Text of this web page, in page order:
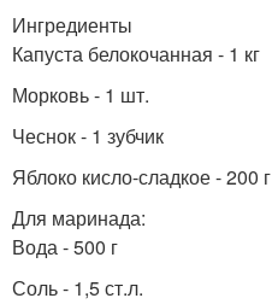
Ингредиенты
Капуста белокочанная - 1 кг
Морковь - 1 шт.
Чеснок - 1 зубчик
Яблоко кисло-сладкое - 200 г
Для маринада:
Вода - 500 г
Соль - 1,5 ст.л.